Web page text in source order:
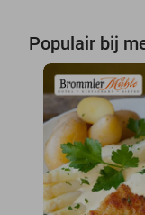
Populair bij